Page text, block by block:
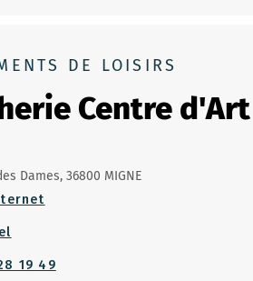
DE LOISIRS
Centre
Dames, 36800 MIGNE
19 49